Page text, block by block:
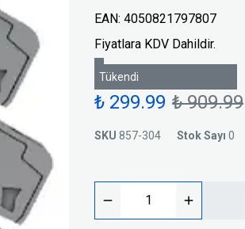
Endüstriyel Fiş ve Prizler
Klemensler
Endüktif Sensörler
Limit Switchler
Fotoelektrik Sensörler
Basınç Şalterleri
Silindirik Sigortalar
EAN:4050821797807
Fiyatlara KDV Dahildir.
Tükendi
₺ 299.99 ₺ 909.99
SKU 857-304 Stok Sayı 0